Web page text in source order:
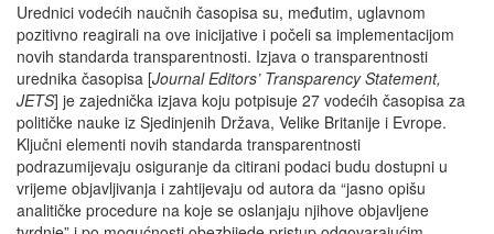
Urednici vodećih naučnih časopisa su, međutim, uglavnom
pozitivno reagirali na ove inicijative i počeli sa implementacijom
novih standarda transparentnosti. Izjava o transparentnosti
urednika časopisa [Journal Editors’ Transparency Statement,
JETS] je zajednička izjava koju potpisuje 27 vodećih časopisa za
političke nauke iz Sjedinjenih Država, Velike Britanije i Evrope.
Ključni elementi novih standarda transparentnosti
podrazumijevaju osiguranje da citirani podaci budu dostupni u
vrijeme objavljivanja i zahtijevaju od autora da “jasno opišu
analitičke procedure na koje se oslanjaju njihove objavljene